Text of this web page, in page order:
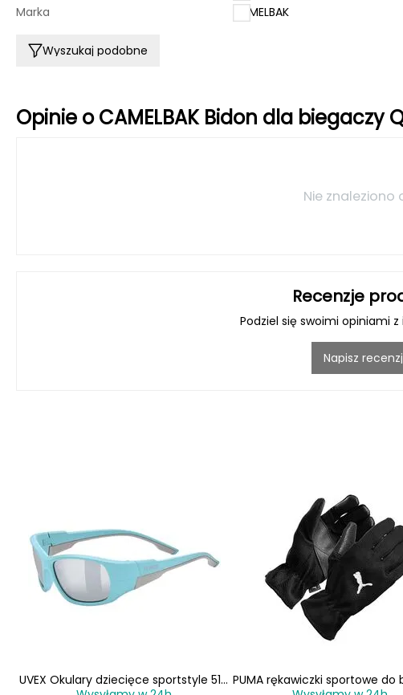
Marka
CAMELBAK
Wyszukaj podobne
Opinie o CAMELBAK Bidon dla biegaczy
Nie znaleziono
Recenzje
Podziel się swoimi opiniami
Napisz
UVEX Okulary dziecięce sportstyle 514 PUMA rękawiczki sportowe do